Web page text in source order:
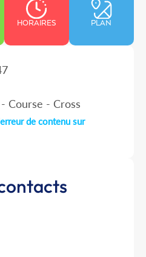
HORAIRES PLAN
Course - Cross
de contenu sur